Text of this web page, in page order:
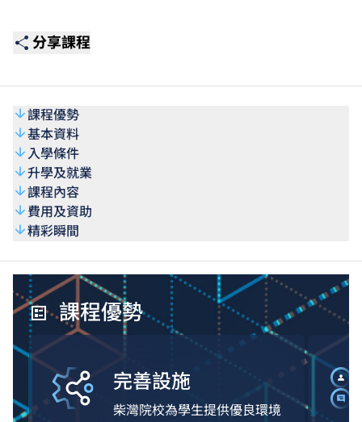
分享課程
課程優勢
基本資料
入學條件
升學及就業
課程內容
費用及資助
精彩瞬間
課程優勢
完善設施
柴灣院校為學生提供優良環境